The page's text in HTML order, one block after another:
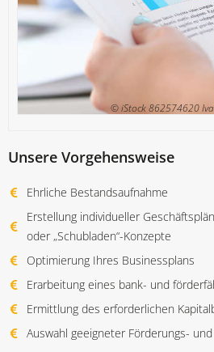
© iStock 862574620
Unsere Vorgehensweise
Ehrliche Bestandsaufnahme
Erstellung individueller
oder „Schubladen“-Konzepte
Optimierung Ihres Businessplans
Erarbeitung eines bank- und
Ermittlung des erforderlichen
Auswahl geeigneter Förderungs-